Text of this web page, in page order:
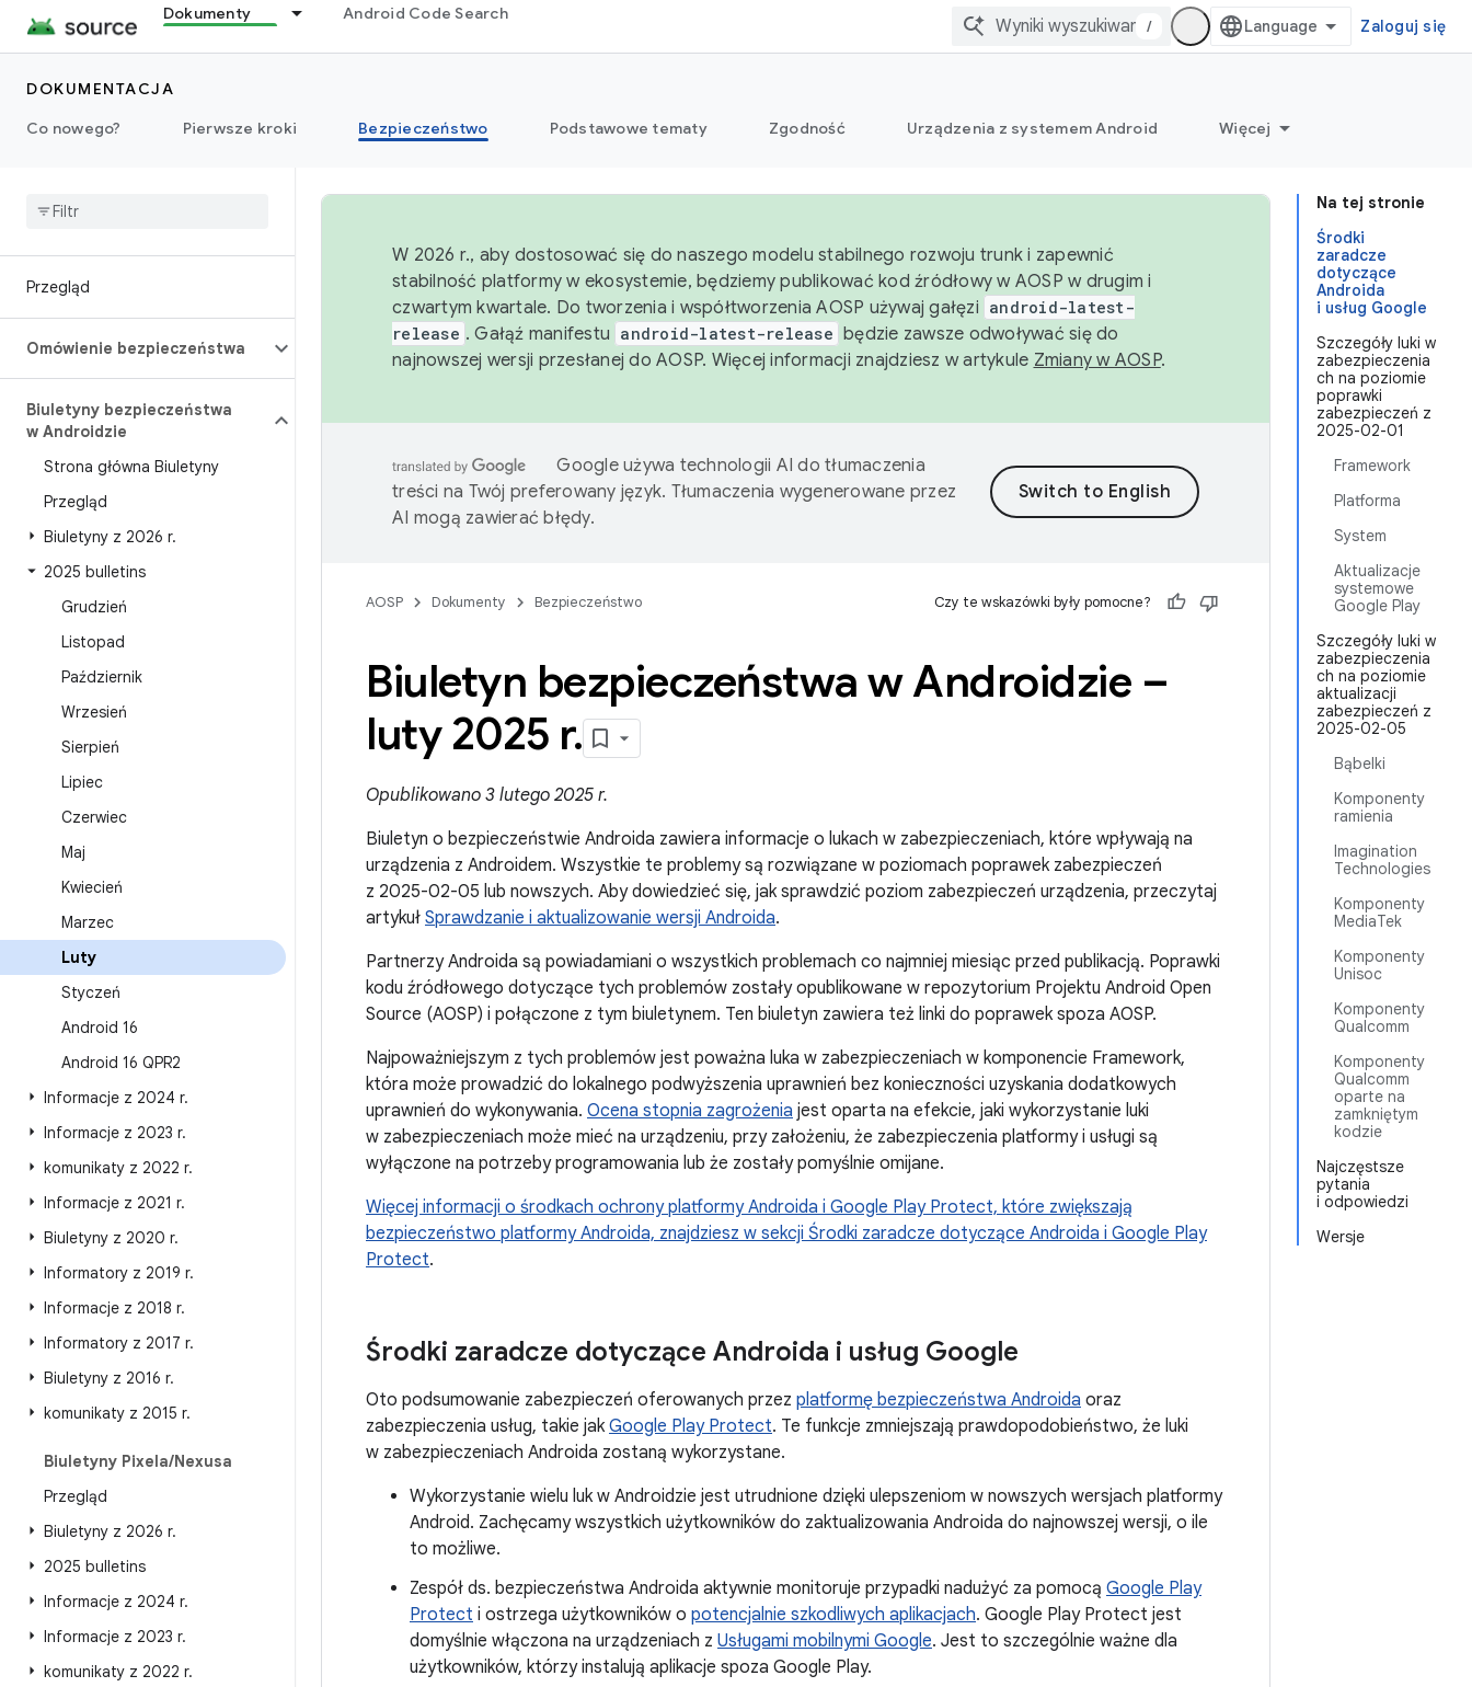
Dokumenty Android Code Search
/ Zaloguj się
DOKUMENTACJA
Co nowego?
Pierwsze kroki Bezpieczeństwo Podstawowe tematy Zgodność Urządzenia z systemem Android Więcej
Przegląd
Omówienie bezpieczeństwa
Biuletyny bezpieczeństwa
w Androidzie
Strona główna Biuletyny
Przegląd
Biuletyny z 2026 r.
2025 bulletins
Grudzień
Listopad
Październik
Wrzesień
Sierpień
Lipiec
Czerwiec
Maj
Kwiecień
Marzec
Luty
Styczeń
Android 16
Android 16 QPR2
Informacje z 2024 r.
Informacje z 2023 r.
komunikaty z 2022 r.
Informacje z 2021 r.
Biuletyny z 2020 r.
Informatory z 2019 r.
Informacje z 2018 r.
Informatory z 2017 r.
Biuletyny z 2016 r.
komunikaty z 2015 r.
Biuletyny Pixela/Nexusa
Przegląd
Biuletyny z 2026 r.
2025 bulletins
Informacje z 2024 r.
Informacje z 2023 r.
komunikaty z 2022 r.
Na tej stronie
Środki
zaradcze
dotyczące
Androida
i usług Google
Szczegóły luki w
zabezpieczenia
ch na poziomie
poprawki
zabezpieczeń z
2025-02-01
Framework
Platforma
System
Aktualizacje
systemowe
Google Play
Szczegóły luki w
zabezpieczenia
ch na poziomie
aktualizacji
zabezpieczeń z
2025-02-05
Bąbelki
Komponenty
ramienia
Imagination
Technologies
Komponenty
MediaTek
Komponenty
Unisoc
Komponenty
Qualcomm
Komponenty
Qualcomm
oparte na
zamkniętym
kodzie
Najczęstsze
pytania
i odpowiedzi
Wersje
W 2026 r., aby dostosować się do naszego modelu stabilnego rozwoju trunk i zapewnić
stabilność platformy w ekosystemie, będziemy publikować kod źródłowy w AOSP w drugim i
czwartym kwartale. Do tworzenia i współtworzenia AOSP używaj gałęzi android-latest-
release . Gałąź manifestu android-latest-release będzie zawsze odwoływać się do
najnowszej wersji przesłanej do AOSP. Więcej informacji znajdziesz w artykule Zmiany w AOSP.
Google używa technologii AI do tłumaczenia
treści na Twój preferowany język. Tłumaczenia wygenerowane przez
AI mogą zawierać błędy.
AOSP Dokumenty Bezpieczeństwo Czy te wskazówki były pomocne?
Biuletyn bezpieczeństwa w Androidzie –
luty 2025 r.
Opublikowano 3 lutego 2025 r.
Biuletyn o bezpieczeństwie Androida zawiera informacje o lukach w zabezpieczeniach, które wpływają na
urządzenia z Androidem. Wszystkie te problemy są rozwiązane w poziomach poprawek zabezpieczeń
z 2025-02-05 lub nowszych. Aby dowiedzieć się, jak sprawdzić poziom zabezpieczeń urządzenia, przeczytaj
artykuł Sprawdzanie i aktualizowanie wersji Androida.
Partnerzy Androida są powiadamiani o wszystkich problemach co najmniej miesiąc przed publikacją. Poprawki
kodu źródłowego dotyczące tych problemów zostały opublikowane w repozytorium Projektu Android Open
Source (AOSP) i połączone z tym biuletynem. Ten biuletyn zawiera też linki do poprawek spoza AOSP.
Najpoważniejszym z tych problemów jest poważna luka w zabezpieczeniach w komponencie Framework,
która może prowadzić do lokalnego podwyższenia uprawnień bez konieczności uzyskania dodatkowych
uprawnień do wykonywania. Ocena stopnia zagrożenia jest oparta na efekcie, jaki wykorzystanie luki
w zabezpieczeniach może mieć na urządzeniu, przy założeniu, że zabezpieczenia platformy i usługi są
wyłączone na potrzeby programowania lub że zostały pomyślnie omijane.
Więcej informacji o środkach ochrony platformy Androida i Google Play Protect, które zwiększają
bezpieczeństwo platformy Androida, znajdziesz w sekcji Środki zaradcze dotyczące Androida i Google Play
Protect.
Środki zaradcze dotyczące Androida i usług Google
Oto podsumowanie zabezpieczeń oferowanych przez platformę bezpieczeństwa Androida oraz
zabezpieczenia usług, takie jak Google Play Protect. Te funkcje zmniejszają prawdopodobieństwo, że luki
w zabezpieczeniach Androida zostaną wykorzystane.
Wykorzystanie wielu luk w Androidzie jest utrudnione dzięki ulepszeniom w nowszych wersjach platformy
Android. Zachęcamy wszystkich użytkowników do zaktualizowania Androida do najnowszej wersji, o ile
to możliwe.
Zespół ds. bezpieczeństwa Androida aktywnie monitoruje przypadki nadużyć za pomocą Google Play
Protect i ostrzega użytkowników o potencjalnie szkodliwych aplikacjach. Google Play Protect jest
domyślnie włączona na urządzeniach z Usługami mobilnymi Google. Jest to szczególnie ważne dla
użytkowników, którzy instalują aplikacje spoza Google Play.